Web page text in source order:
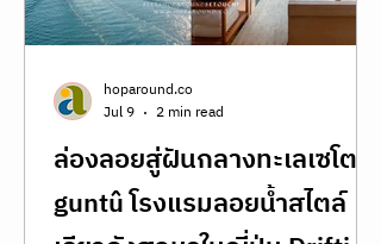
hoparound.co
Jul 9
2 min read